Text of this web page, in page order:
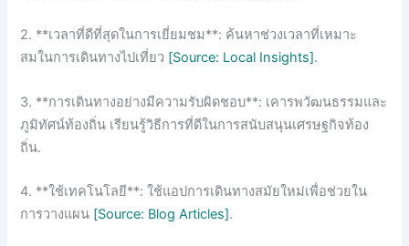
2. **เวลาที่ดีที่สุดในการเยี่ยมชม**: ค้นหาช่วงเวลาที่เหมาะ
สมในการเดินทางไปเที่ยว [Source: Local Insights].
3. **การเดินทางอย่างมีความรับผิดชอบ**: เคารพวัฒนธรรมและ
ภูมิทัศน์ท้องถิ่น เรียนรู้วิธีการที่ดีในการสนับสนุนเศรษฐกิจท้อง
ถิ่น.
4. **ใช้เทคโนโลยี**: ใช้แอปการเดินทางสมัยใหม่เพื่อช่วยใน
การวางแผน [Source: Blog Articles].